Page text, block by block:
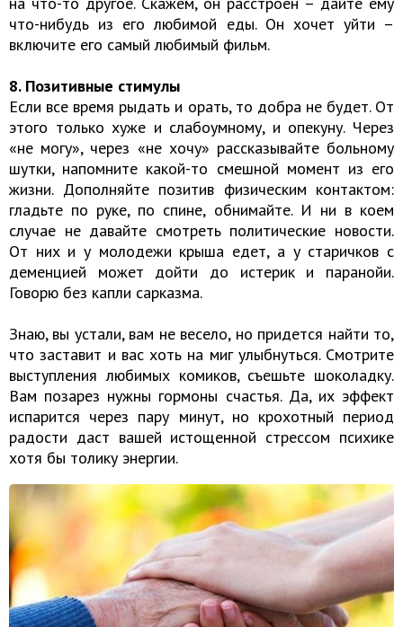
что-нибудь из его любимой еды. Он хочет уйти –
включите его самый любимый фильм.
8. Позитивные стимулы
Если все время рыдать и орать, то добра не будет. От
этого только хуже и слабоумному, и опекуну. Через
«не могу», через «не хочу» рассказывайте больному
шутки, напомните какой-то смешной момент из его
жизни. Дополняйте позитив физическим контактом:
гладьте по руке, по спине, обнимайте. И ни в коем
случае не давайте смотреть политические новости.
От них и у молодежи крыша едет, а у старичков с
деменцией может дойти до истерик и паранойи.
Говорю без капли сарказма.
Знаю, вы устали, вам не весело, но придется найти то,
что заставит и вас хоть на миг улыбнуться. Смотрите
выступления любимых комиков, съешьте шоколадку.
Вам позарез нужны гормоны счастья. Да, их эффект
испарится через пару минут, но крохотный период
радости даст вашей истощенной стрессом психике
хотя бы толику энергии.